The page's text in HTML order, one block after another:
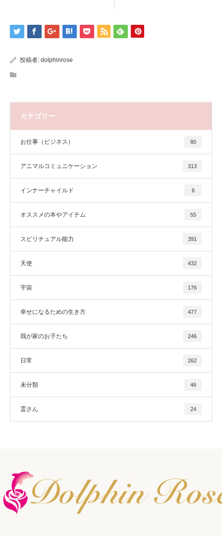
投稿者: dolphinrose
カテゴリー
お仕事（ビジネス） 80
アニマルコミュニケーション 313
インナーチャイルド 6
オススメの本やアイテム 55
スピリチュアル能力 391
天使 432
宇宙 176
幸せになるための生き方 477
我が家のお子たち 246
日常 262
未分類 46
霊さん 24